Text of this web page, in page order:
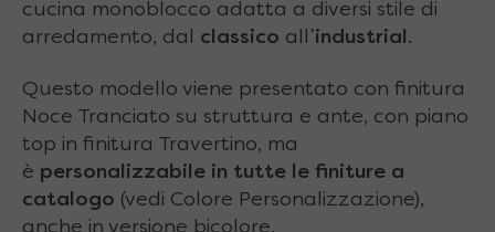
cucina monoblocco adatta a diversi stile di
arredamento, dal classico all’ industrial.
Questo modello viene presentato con finitura
Noce Tranciato su struttura e ante, con piano
top in finitura Travertino, ma
è personalizzabile in tutte le finiture a
catalogo (vedi Colore Personalizzazione),
anche in versione bicolore.